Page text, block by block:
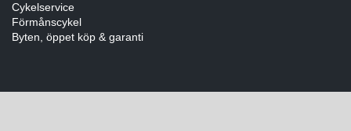
Cykelservice
Förmånscykel
Byten, öppet köp & garanti